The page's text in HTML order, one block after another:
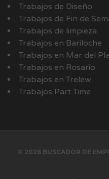
Trabajos de Diseño
Trabajos de Fin de
Trabajos de limpieza
Trabajos en Bariloche
Trabajos en Mar del
Trabajos en Rosario
Trabajos en Trelew
Trabajos Part Time
© 2026 BUSCADOR DE